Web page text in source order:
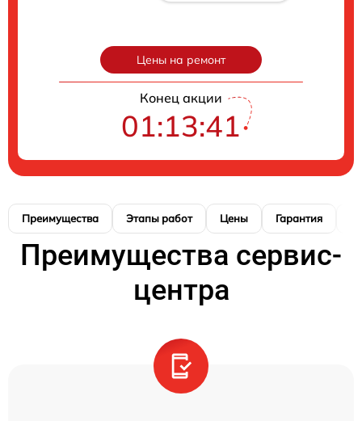
Цены на ремонт
Конец акции
01:13:40
Преимущества Этапы работ Цены Гарантия
Преимущества сервис-
центра